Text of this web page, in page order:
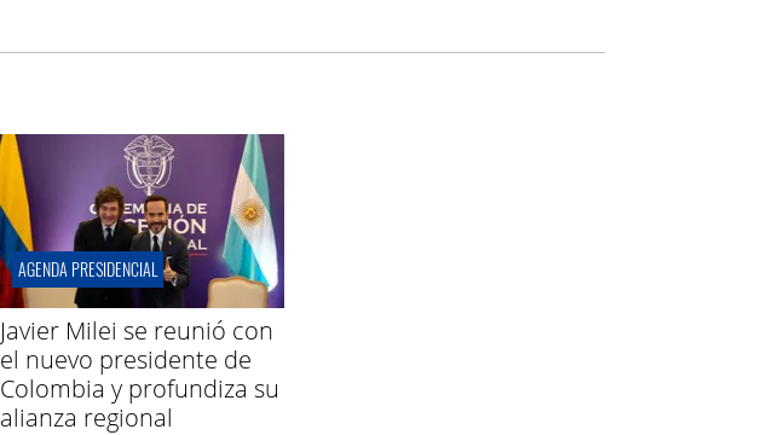
AGENDA PRESIDENCIAL
Javier Milei se reunió con
el nuevo presidente de
Colombia y profundiza su
alianza regional